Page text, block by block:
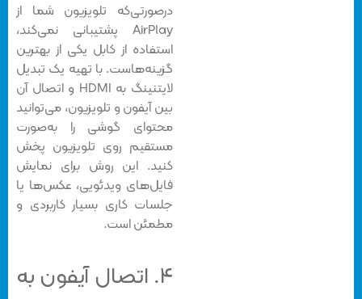
درصورتی‌که تلویزیون شما از
AirPlay پشتیبانی نمی‌کند،
استفاده از کابل یکی از بهترین
گزینه‌هاست. با تهیه یک تبدیل
لایتنینگ به HDMI و اتصال آن
بین آیفون و تلویزیون، می‌توانید
محتوای گوشی را به‌صورت
مستقیم روی تلویزیون پخش
کنید. این روش برای نمایش
فایل‌های ویدئویی، عکس‌ها یا
جلسات کاری بسیار کاربردی و
مطمئن است.
۴. اتصال آیفون به